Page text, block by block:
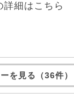
詳細はこちら
を見る（36件）